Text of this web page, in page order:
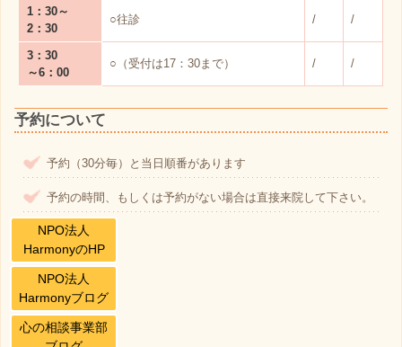
1：30～
2：30
○往診 / /
3：30
～6：00
○（受付は17：30まで） / /
予約について
予約（30分毎）と当日順番があります
予約の時間、もしくは予約がない場合は直接来院して下さい。
NPO法人
HarmonyのHP
NPO法人
Harmonyブログ
心の相談事業部